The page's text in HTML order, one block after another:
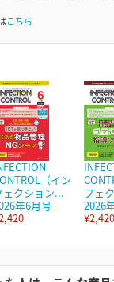
こちら
（イン
ェクション...
年6月号
フェ
2026
¥2,420